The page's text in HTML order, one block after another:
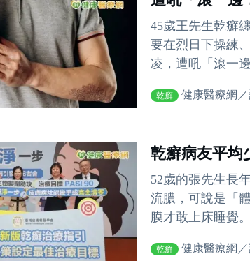
45歲王先生乾癬
要在烈日下操練
凌，遭吼「滾一
乾癬 健康醫療網
乾癬病友平
52歲的張先生長
流膿，可說是「
膜才敢上床睡覺
乾癬 健康醫療網